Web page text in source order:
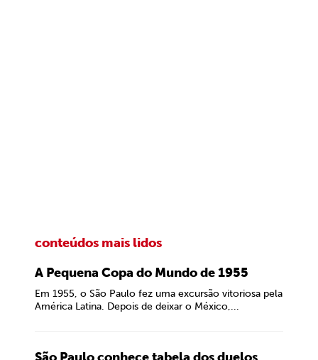
conteúdos mais lidos
A Pequena Copa do Mundo de 1955
Em 1955, o São Paulo fez uma excursão vitoriosa pela
América Latina. Depois de deixar o México,...